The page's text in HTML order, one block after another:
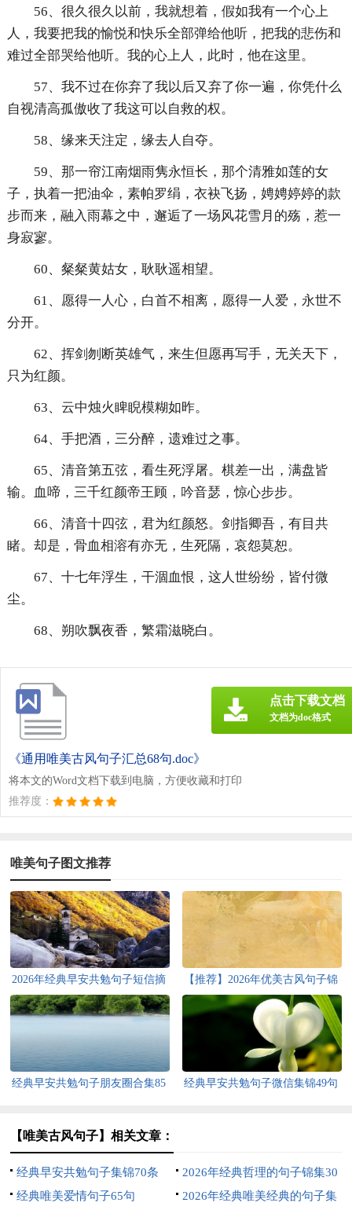
56、很久很久以前，我就想着，假如我有一个心上
人，我要把我的愉悦和快乐全部弹给他听，把我的悲伤和
难过全部哭给他听。我的心上人，此时，他在这里。
57、我不过在你弃了我以后又弃了你一遍，你凭什么
自视清高孤傲收了我这可以自救的权。
58、缘来天注定，缘去人自夺。
59、那一帘江南烟雨隽永恒长，那个清雅如莲的女
子，执着一把油伞，素帕罗绢，衣袂飞扬，娉娉婷婷的款
步而来，融入雨幕之中，邂逅了一场风花雪月的殇，惹一
身寂寥。
60、粲粲黄姑女，耿耿遥相望。
61、愿得一人心，白首不相离，愿得一人爱，永世不
分开。
62、挥剑刎断英雄气，来生但愿再写手，无关天下，
只为红颜。
63、云中烛火睥睨模糊如昨。
64、手把酒，三分醉，遗难过之事。
65、清音第五弦，看生死浮屠。棋差一出，满盘皆
输。血啼，三千红颜帝王顾，吟音瑟，惊心步步。
66、清音十四弦，君为红颜怒。剑指卿吾，有目共
睹。却是，骨血相溶有亦无，生死隔，哀怨莫恕。
67、十七年浮生，干涸血恨，这人世纷纷，皆付微
尘。
68、朔吹飘夜香，繁霜滋晓白。
《通用唯美古风句子汇总68句.doc》
将本文的Word文档下载到电脑，方便收藏和打印
推荐度：
点击下载文档
文档为doc格式
唯美句子图文推荐
2026年经典早安共勉句子短信摘
录22句
【推荐】2026年优美古风句子锦
集35句
经典早安共勉句子朋友圈合集85
经典早安共勉句子微信集锦49句
【唯美古风句子】相关文章：
经典早安共勉句子集锦70条
2026年经典哲理的句子锦集30
条
经典唯美爱情句子65句 2026年经典唯美经典的句子集